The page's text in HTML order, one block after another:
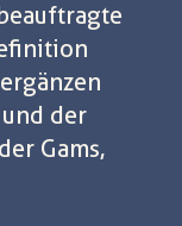
der
Gams,